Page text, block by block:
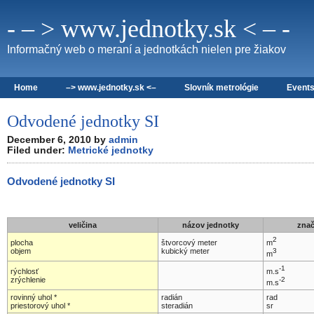
- – > www.jednotky.sk < – -
Informačný web o meraní a jednotkách nielen pre žiakov
Home –> www.jednotky.sk <– Slovník metrológie Events
Odvodené jednotky SI
December 6, 2010 by admin
Filed under: Metrické jednotky
Odvodené jednotky SI
veličina názov jednotky
plocha
objem
štvorcový meter
kubický meter
m2
m3
rýchlosť
zrýchlenie
m.s-1
m.s-2
rovinný uhol *
priestorový uhol *
radián
steradián
rad
sr